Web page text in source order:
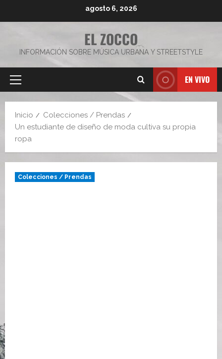
agosto 6, 2026
EL ZOCCO
INFORMACIÓN SOBRE MÚSICA URBANA Y STREETSTYLE
Menú
EN VIVO
Inicio
Colecciones / Prendas
Un estudiante de diseño de moda cultiva su propia
ropa
Colecciones / Prendas